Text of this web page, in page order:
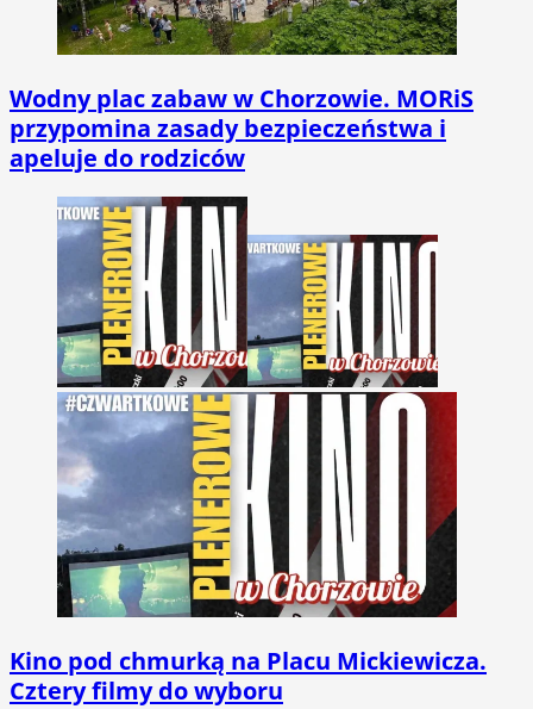
Wodny plac zabaw w Chorzowie. MORiS
przypomina zasady bezpieczeństwa i
apeluje do rodziców
Kino pod chmurką na Placu Mickiewicza.
Cztery filmy do wyboru